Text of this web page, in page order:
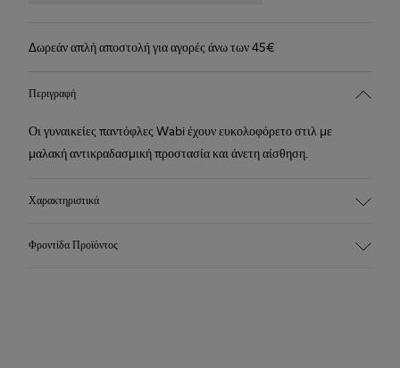
Δωρεάν απλή αποστολή για αγορές άνω των 45€
Περιγραφή
Οι γυναικείες παντόφλες Wabi έχουν ευκολοφόρετο στιλ με
μαλακή αντικραδασμική προστασία και άνετη αίσθηση.
Χαρακτηριστικά
Χρώμα: γαλαζοπράσινο
Φροντίδα Προϊόντος